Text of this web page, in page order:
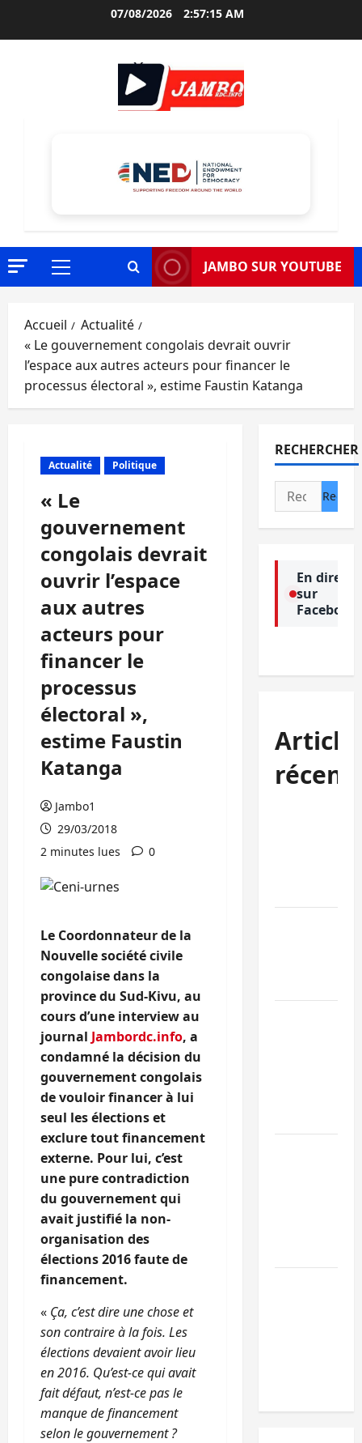
07/08/2026 2:57:16 AM
Menu
JAMBO SUR YOUTUBE
Accueil
Actualité
« Le gouvernement congolais devrait ouvrir
l’espace aux autres acteurs pour financer le
processus électoral », estime Faustin Katanga
Actualité Politique
« Le
gouvernement
congolais devrait
ouvrir l’espace
aux autres
acteurs pour
financer le
processus
électoral »,
estime Faustin
Katanga
Jambo1
29/03/2018
2 minutes lues
0
Le Coordonnateur de la
Nouvelle société civile
congolaise dans la
province du Sud-Kivu, au
cours d’une interview au
journal Jambordc.info, a
condamné la décision du
gouvernement congolais
de vouloir financer à lui
seul les élections et
exclure tout financement
externe. Pour lui, c’est
une pure contradiction
du gouvernement qui
avait justifié la non-
organisation des
élections 2016 faute de
financement.
« Ça, c’est dire une chose et
son contraire à la fois. Les
élections devaient avoir lieu
en 2016. Qu’est-ce qui avait
fait défaut, n’est-ce pas le
manque de financement
selon le gouvernement ?
RECHERCHER
Rechercher :
En direct
sur
Facebook